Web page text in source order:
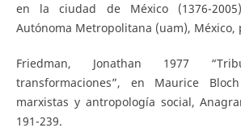
en la ciudad de México (1376-
Autónoma Metropolitana (uam), México,
Friedman, Jonathan 1977
transformaciones”, en Maurice
marxistas y antropología social,
191-239.